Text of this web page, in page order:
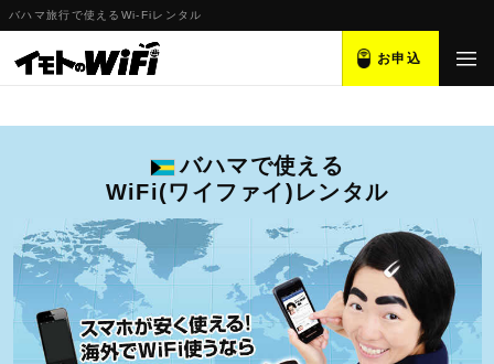
バハマ旅行で使えるWi-Fiレンタル
お申込
バハマで使える
WiFi(ワイファイ)レンタル